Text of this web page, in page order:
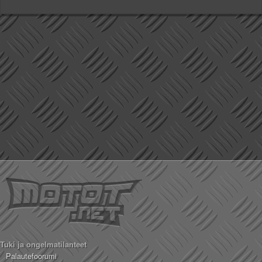
Tuki ja ongelmatilanteet
Palautefoorumi